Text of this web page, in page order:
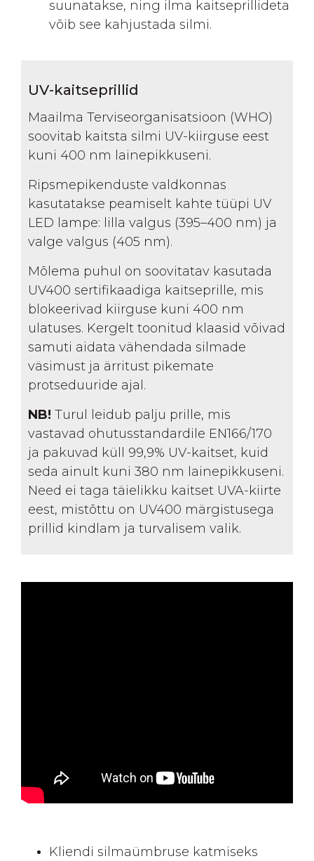
suunatakse, ning ilma kaitseprillideta
võib see kahjustada silmi.
UV-kaitseprillid
Maailma Terviseorganisatsioon (WHO)
soovitab kaitsta silmi UV-kiirguse eest
kuni 400 nm lainepikkuseni.
Ripsmepikenduste valdkonnas
kasutatakse peamiselt kahte tüüpi UV
LED lampe: lilla valgus (395–400 nm) ja
valge valgus (405 nm).
Mõlema puhul on soovitatav kasutada
UV400 sertifikaadiga kaitseprille, mis
blokeerivad kiirguse kuni 400 nm
ulatuses. Kergelt toonitud klaasid võivad
samuti aidata vähendada silmade
väsimust ja ärritust pikemate
protseduuride ajal.
NB! Turul leidub palju prille, mis
vastavad ohutusstandardile EN166/170
ja pakuvad küll 99,9% UV-kaitset, kuid
seda ainult kuni 380 nm lainepikkuseni.
Need ei taga täielikku kaitset UVA-kiirte
eest, mistõttu on UV400 märgistusega
prillid kindlam ja turvalisem valik.
Kliendi silmaümbruse katmiseks